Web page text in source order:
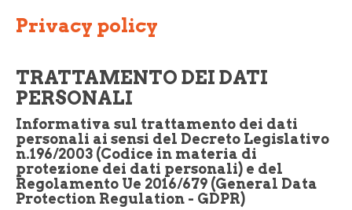
Privacy policy
TRATTAMENTO DEI DATI
PERSONALI
Informativa sul trattamento dei dati
personali ai sensi del Decreto Legislativo
n.196/2003 (Codice in materia di
protezione dei dati personali) e del
Regolamento Ue 2016/679 (General Data
Protection Regulation - GDPR)